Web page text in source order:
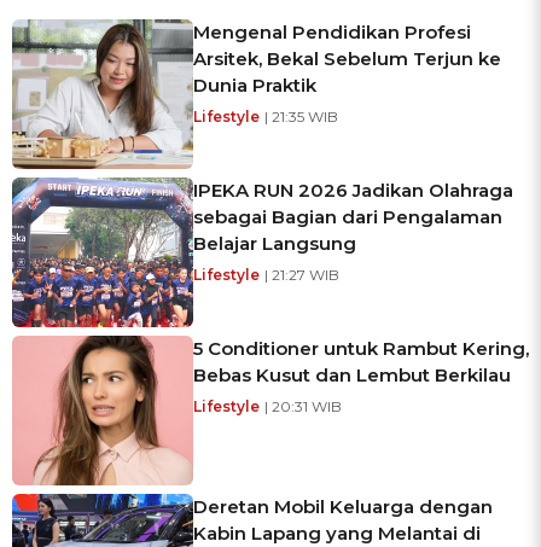
Mengenal Pendidikan Profesi
Arsitek, Bekal Sebelum Terjun ke
Dunia Praktik
Lifestyle | 21:35 WIB
IPEKA RUN 2026 Jadikan Olahraga
sebagai Bagian dari Pengalaman
Belajar Langsung
Lifestyle | 21:27 WIB
5 Conditioner untuk Rambut Kering,
Bebas Kusut dan Lembut Berkilau
Lifestyle | 20:31 WIB
Deretan Mobil Keluarga dengan
Kabin Lapang yang Melantai di